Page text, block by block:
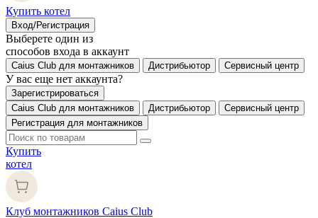
Купить котел
Вход/Регистрация
Выберете один из
способов входа в аккаунт
Caius Club для монтажников Дистрибьютор Сервисный центр
У вас еще нет аккаунта?
Зарегистрироваться
Caius Club для монтажников
Дистрибьютор
Сервисный центр
Регистрация для монтажников
Купить
котел
Клуб монтажников Caius Club